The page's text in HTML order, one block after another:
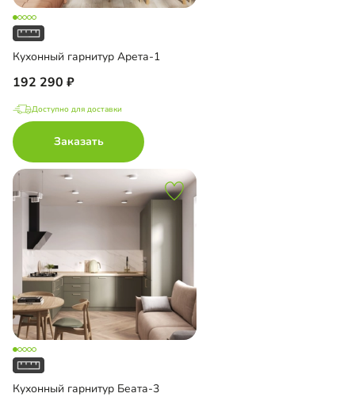
Кухонный гарнитур Арета-1
192 290
Доступно для доставки
Заказать
Кухонный гарнитур Беата-3